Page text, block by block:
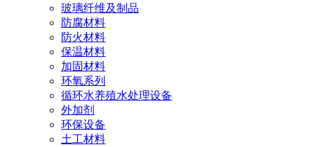
玻璃纤维及制品
防腐材料
防火材料
保温材料
加固材料
环氧系列
循环水养殖水处理设备
外加剂
环保设备
土工材料